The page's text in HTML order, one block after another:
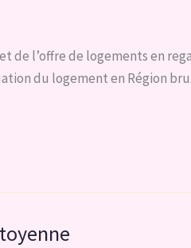
de l’offre de logements en
du logement en Région